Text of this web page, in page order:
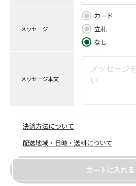
メッセージ
カード
立札
なし
メッセージ本文
決済方法について
配送地域・日時・送料について
カートに入れる